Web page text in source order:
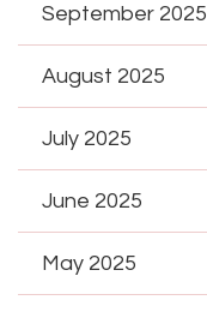
September 2025
August 2025
July 2025
June 2025
May 2025